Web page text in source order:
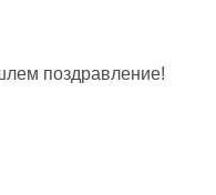
поздравление!